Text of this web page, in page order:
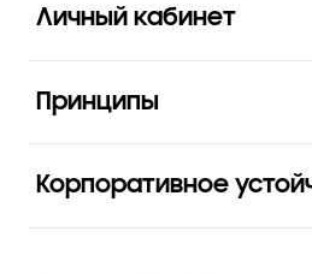
Личный кабинет
Принципы
Корпоративное